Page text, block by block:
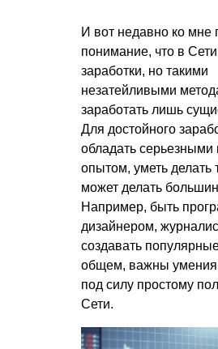
И вот недавно ко мне
понимание, что в Сети
заработки, но такими
незатейливыми
заработать лишь
Для достойного
обладать
опытом, уметь делать
может делать
Например, быть
дизайнером,
создавать
общем, важны
под силу простому
Сети.